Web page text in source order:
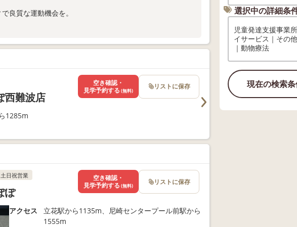
良質な運動機会を。
西難波店
1285m
空き確認・
見学予約する (無料) リストに保存
土日祝営業
ぽ
アクセス
立花駅から1135m、尼崎センタープール前駅から
1555m
空き確認・
見学予約する (無料) リストに保存
選択中の詳細条
児童発達支援事業
イサービス｜その
｜動物療法
現在の検索